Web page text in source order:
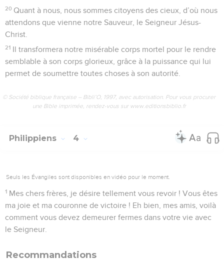
20 Quant à nous, nous sommes citoyens des cieux, d’où nous
attendons que vienne notre Sauveur, le Seigneur Jésus-
Christ.
21 Il transformera notre misérable corps mortel pour le rendre
semblable à son corps glorieux, grâce à la puissance qui lui
permet de soumettre toutes choses à son autorité.
© Société biblique française – Bibli’O, 1997, avec autorisation. Pour vous procurer
une Bible imprimée, rendez-vous sur www.editionsbiblio.fr
Philippiens 4
Seuls les Évangiles sont disponibles en vidéo pour le moment.
1 Mes chers frères, je désire tellement vous revoir ! Vous êtes
ma joie et ma couronne de victoire ! Eh bien, mes amis, voilà
comment vous devez demeurer fermes dans votre vie avec
le Seigneur.
Recommandations